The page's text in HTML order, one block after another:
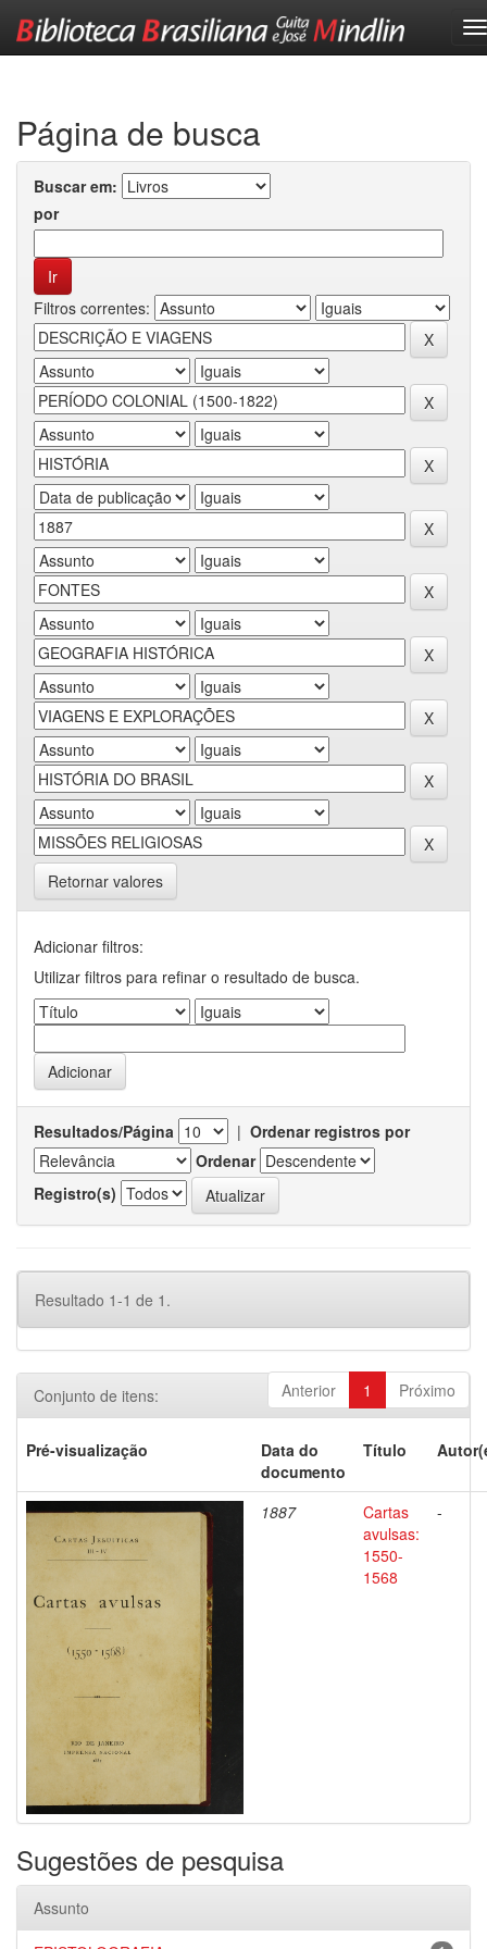
Página de busca
Buscar em:
por
Filtros correntes:
Retornar valores
Adicionar filtros:
Utilizar filtros para refinar o resultado de busca.
Resultados/Página | Ordenar registros por
Ordenar
Registro(s)
Resultado 1-1 de 1.
Anterior 1 Próximo
Conjunto de itens:
Pré-visualização
Data do
documento
Título
1887
Cartas
avulsas:
1550-
1568
-
Sugestões de pesquisa
Assunto